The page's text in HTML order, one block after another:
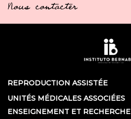
Nous contacter
REPRODUCTION ASSISTÉE
UNITÉS MÉDICALES ASSOCIÉES
ENSEIGNEMENT ET RECHERCHE